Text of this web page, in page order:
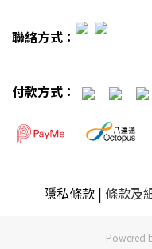
聯絡方式：
付款方式：
隱私條款 | 條款及
Powered